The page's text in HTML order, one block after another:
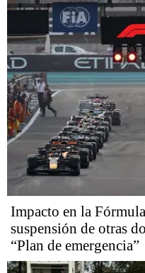
Impacto en la
suspensión de otras
“Plan de emergencia”